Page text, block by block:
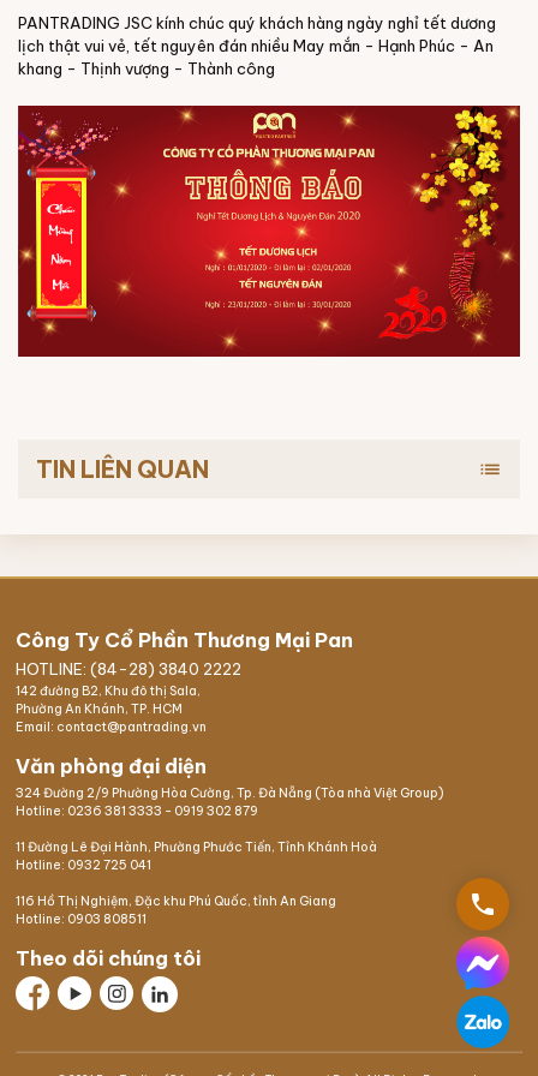
PANTRADING JSC kính chúc quý khách hàng ngày nghỉ tết dương
lịch thật vui vẻ, tết nguyên đán nhiều May mắn - Hạnh Phúc - An
khang - Thịnh vượng - Thành công
TIN LIÊN QUAN list
Công Ty Cổ Phần Thương Mại Pan
HOTLINE: (84-28) 3840 2222
142 đường B2, Khu đô thị Sala,
Phường An Khánh, TP. HCM
Email: contact@pantrading.vn
Văn phòng đại diện
324 Đường 2/9 Phường Hòa Cường, Tp. Đà Nẵng (Tòa nhà Việt Group)
Hotline: 0236 381 3333 - 0919 302 879
11 Đường Lê Đại Hành, Phường Phước Tiến, Tỉnh Khánh Hoà
Hotline: 0932 725 041
116 Hồ Thị Nghiệm, Đặc khu Phú Quốc, tỉnh An Giang
Hotline: 0903 808511
Theo dõi chúng tôi
phone